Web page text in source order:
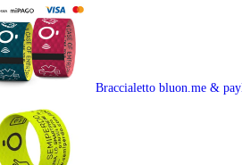
Braccialetto bluon.me & pay